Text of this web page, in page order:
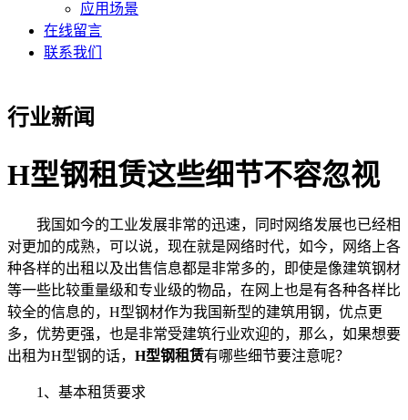
应用场景
在线留言
联系我们
行业新闻
H型钢租赁这些细节不容忽视
我国如今的工业发展非常的迅速，同时网络发展也已经相
对更加的成熟，可以说，现在就是网络时代，如今，网络上各
种各样的出租以及出售信息都是非常多的，即使是像建筑钢材
等一些比较重量级和专业级的物品，在网上也是有各种各样比
较全的信息的， H型钢材作为我国新型的建筑用钢，优点更
多，优势更强，也是非常受建筑行业欢迎的，那么，如果想要
出租为H型钢的话， H型钢租赁有哪些细节要注意呢？
1、基本租赁要求